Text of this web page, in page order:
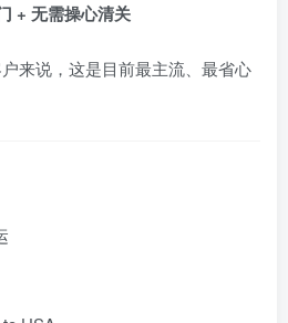
+ 无需操心清关
来说，这是目前最主流、最省心